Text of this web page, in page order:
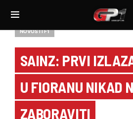
NOVOSTI F1
SAINZ: PRVI
U FIORANU NIKAD
ZABORAVITI